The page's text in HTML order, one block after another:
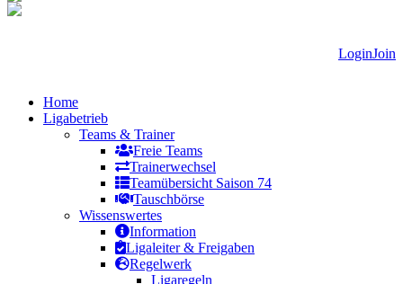
LoginJoin
Home
Ligabetrieb
Teams & Trainer
Freie Teams
Trainerwechsel
Teamübersicht Saison 74
Tauschbörse
Wissenswertes
Information
Ligaleiter & Freigaben
Regelwerk
Ligaregeln